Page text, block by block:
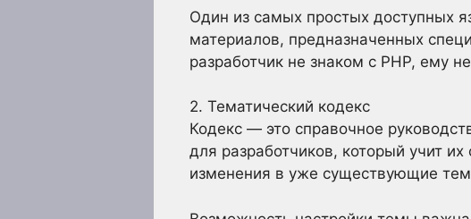
Один из самых простых доступных
материалов, предназначенных
разработчик не знаком с PHP, ему
2. Тематический кодекс
Кодекс — это справочное
для разработчиков, который учит
изменения в уже существующие